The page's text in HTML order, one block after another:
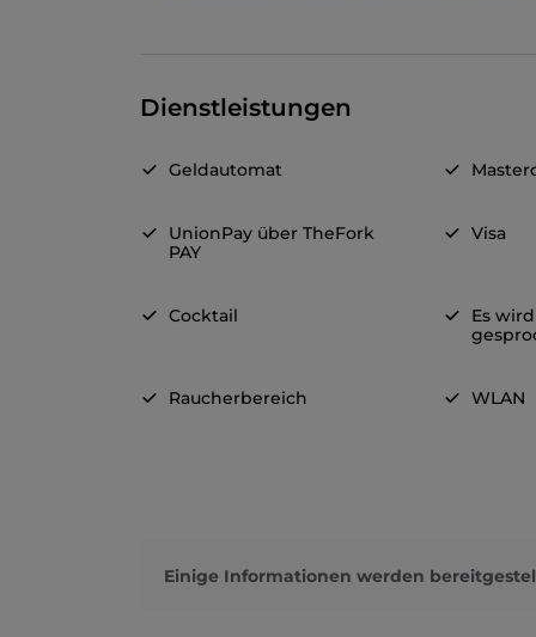
Dienstleistungen
Geldautomat
UnionPay über TheFork
PAY
Visa
Cocktail
Es
Raucherbereich WLAN
Einige Informationen werden